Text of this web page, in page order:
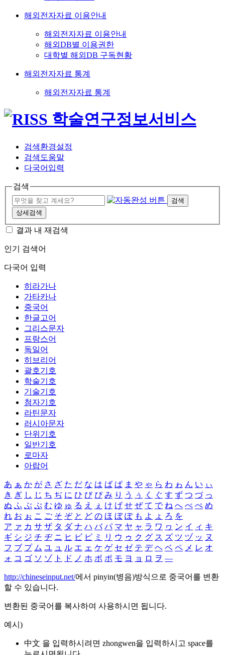
해외전자자료 이용안내
해외전자자료 이용안내
해외DB별 이용권한
대학별 해외DB 구독현황
해외전자자료 통계
해외전자자료 통계
검색환경설정
검색도움말
다국어입력
검색
검색
상세검색
결과 내 재검색
인기 검색어
다국어 입력
히라가나
가타카나
중국어
한글고어
그리스문자
프랑스어
독일어
히브리어
괄호기호
학술기호
기술기호
첨자기호
라틴문자
러시아문자
단위기호
일반기호
로마자
아랍어
あ ぁ か が さ ざ た だ な は ば ぱ ま や ゃ ら わ ゎ ん い ぃ
き ぎ し じ ち ぢ に ひ び ぴ み り う ぅ く ぐ す ず つ づ っ
ぬ ふ ぶ ぷ む ゆ ゅ る え ぇ け げ せ ぜ て で ね へ べ ぺ め
れ お ぉ こ ご そ ぞ と ど の ほ ぼ ぽ も よ ょ ろ を
ア ァ カ サ ザ タ ダ ナ ハ バ パ マ ヤ ャ ラ ワ ヮ ン イ ィ キ
ギ シ ジ チ ヂ ニ ヒ ビ ピ ミ リ ウ ゥ ク グ ス ズ ツ ヅ ッ ヌ
フ ブ プ ム ユ ュ ル エ ェ ケ ゲ セ ゼ テ デ ヘ ベ ペ メ レ オ
ォ コ ゴ ソ ゾ ト ド ノ ホ ボ ポ モ ヨ ョ ロ ヲ ―
http://chineseinput.net/에서 pinyin(병음)방식으로 중국어를 변환
할 수 있습니다.
변환된 중국어를 복사하여 사용하시면 됩니다.
예시)
中文 을 입력하시려면 zhongwen을 입력하시고 space를